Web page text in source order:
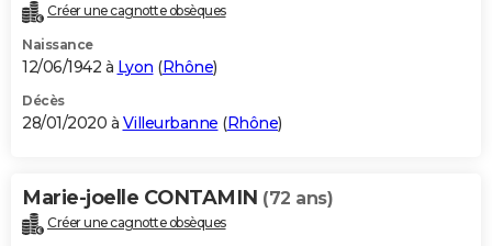
Créer une cagnotte obsèques
Naissance
12/06/1942 à Lyon (Rhône)
Décès
28/01/2020 à Villeurbanne (Rhône)
Marie-joelle CONTAMIN (72 ans)
Créer une cagnotte obsèques